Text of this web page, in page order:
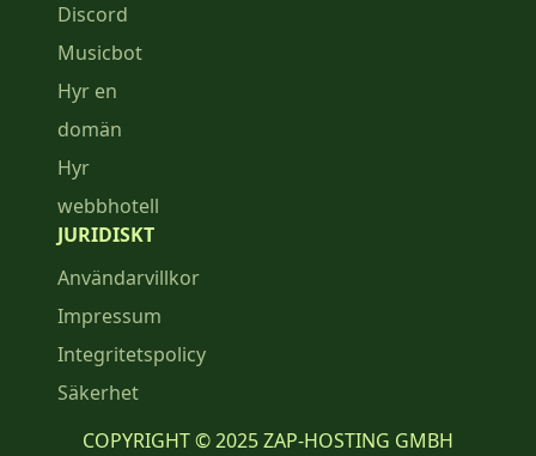
Discord
Musicbot
Hyr en
domän
Hyr
webbhotell
JURIDISKT
Användarvillkor
Impressum
Integritetspolicy
Säkerhet
COPYRIGHT © 2025 ZAP-HOSTING GMBH